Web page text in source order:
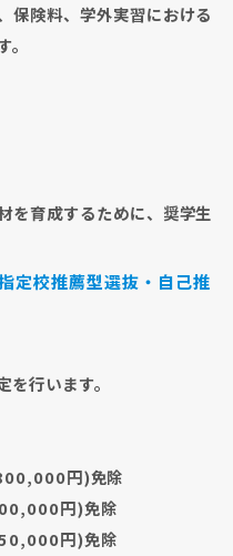
保険料、学外実習における
を育成するために、奨学生
定校推薦型選抜・自己推
行います。
円)免除
円)免除
円)免除